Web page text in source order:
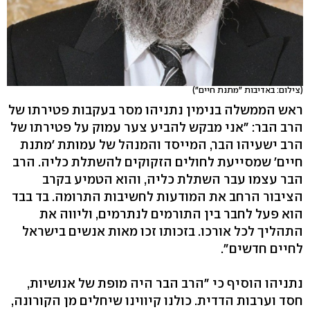
(צילום: באדיבות "מתנת חיים")
ראש הממשלה בנימין נתניהו מסר בעקבות פטירתו של
הרב הבר: "אני מבקש להביע צער עמוק על פטירתו של
הרב ישעיהו הבר, המייסד והמנהל של עמותת 'מתנת
חיים' שמסייעת לחולים הזקוקים להשתלת כליה. הרב
הבר עצמו עבר השתלת כליה, והוא הטמיע בקרב
הציבור הרחב את המודעות לחשיבות התרומה. בד בבד
הוא פעל לחבר בין התורמים לנתרמים, וליווה את
התהליך לכל אורכו. בזכותו זכו מאות אנשים בישראל
לחיים חדשים".
נתניהו הוסיף כי "הרב הבר היה מופת של אנושיות,
חסד וערבות הדדית. כולנו קיווינו שיחלים מן הקורונה,